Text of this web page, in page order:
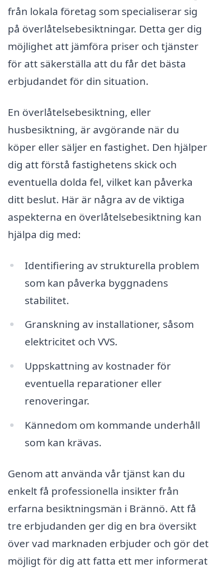
från lokala företag som specialiserar sig
på överlåtelsebesiktningar. Detta ger dig
möjlighet att jämföra priser och tjänster
för att säkerställa att du får det bästa
erbjudandet för din situation.
En överlåtelsebesiktning, eller
husbesiktning, är avgörande när du
köper eller säljer en fastighet. Den hjälper
dig att förstå fastighetens skick och
eventuella dolda fel, vilket kan påverka
ditt beslut. Här är några av de viktiga
aspekterna en överlåtelsebesiktning kan
hjälpa dig med:
Identifiering av strukturella problem
som kan påverka byggnadens
stabilitet.
Granskning av installationer, såsom
elektricitet och VVS.
Uppskattning av kostnader för
eventuella reparationer eller
renoveringar.
Kännedom om kommande underhåll
som kan krävas.
Genom att använda vår tjänst kan du
enkelt få professionella insikter från
erfarna besiktningsmän i Brännö. Att få
tre erbjudanden ger dig en bra översikt
över vad marknaden erbjuder och gör det
möjligt för dig att fatta ett mer informerat